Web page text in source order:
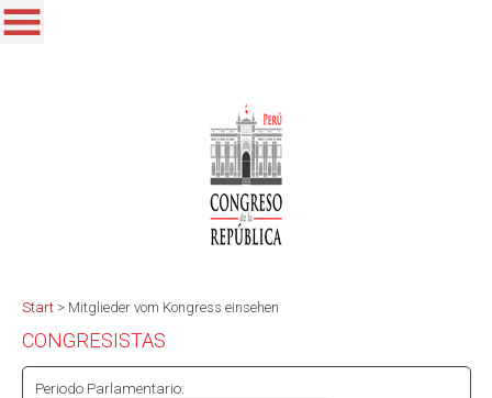
Start > Mitglieder vom Kongress einsehen
CONGRESISTAS
Periodo Parlamentario: